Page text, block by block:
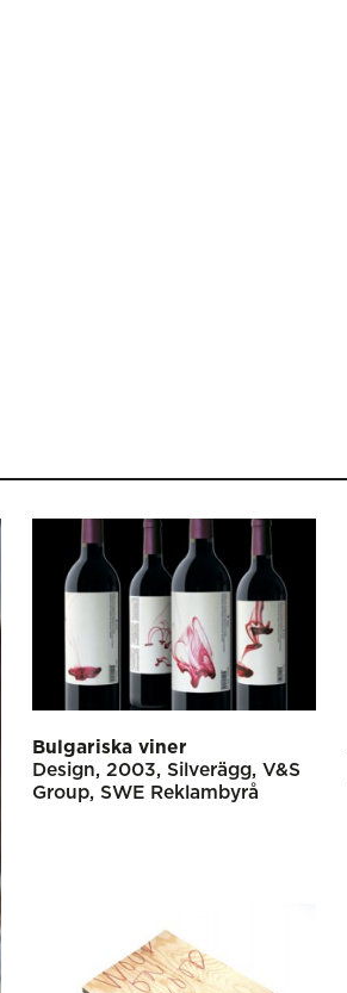
Bulgariska viner
Design
2003 Silverägg
V&S
Group
SWE Reklambyrå